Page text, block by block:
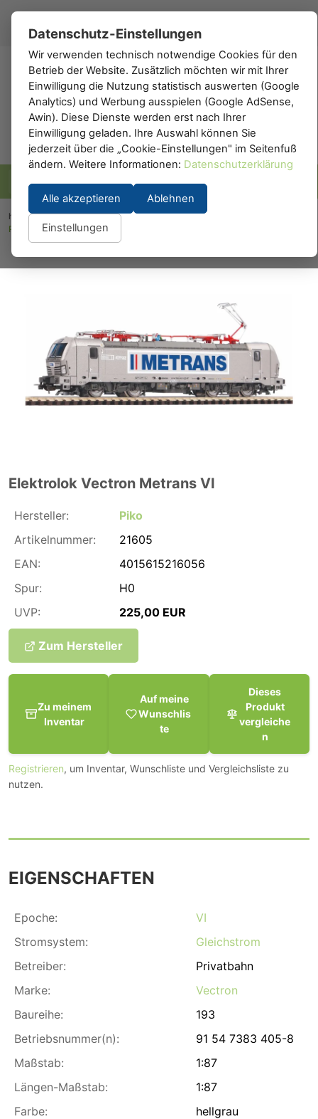
h0 .de
h0.eu / Modelleisenbahn / Lokomotiven / Elektrolokomotiven
Piko 21605: Elektrolok Vectron Metrans VI
Elektrolok Vectron Metrans VI
Hersteller:
Piko
Artikelnummer:
21605
EAN:
4015615216056
Spur:
H0
UVP:
225,00 EUR
Zum Hersteller
Zu meinem
Inventar
Auf meine
Wunschlis
te
Dieses
Produkt
vergleiche
n
Registrieren, um Inventar, Wunschliste und Vergleichsliste zu
nutzen.
EIGENSCHAFTEN
Epoche:
VI
Stromsystem:
Gleichstrom
Betreiber:
Privatbahn
Marke:
Vectron
Baureihe:
193
Betriebsnummer(n):
91 54 7383 405-8
Maßstab:
1:87
Längen-Maßstab:
1:87
Farbe:
hellgrau
Datenschutz-Einstellungen
Wir verwenden technisch notwendige Cookies für den
Betrieb der Website. Zusätzlich möchten wir mit Ihrer
Einwilligung die Nutzung statistisch auswerten (Google
Analytics) und Werbung ausspielen (Google AdSense,
Awin). Diese Dienste werden erst nach Ihrer
Einwilligung geladen. Ihre Auswahl können Sie
jederzeit über die „Cookie-Einstellungen" im Seitenfuß
ändern. Weitere Informationen: Datenschutzerklärung
Alle akzeptieren Ablehnen
Einstellungen